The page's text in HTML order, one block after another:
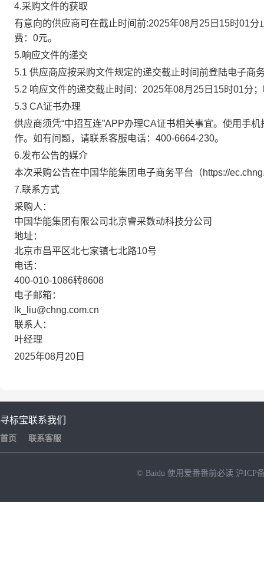
4.采购文件的获取
有意向的供应商可在截止时间前:2025年08月25日15时01
费：0元。
5.响应文件的递交
5.1 供应商应按采购文件规定的递交截止时间前登陆电子商
5.2 响应文件的递交截止时间：2025年08月25日15时01分
5.3 CA证书办理
供应商须凭“中招互连”APP办理CA证书相关事宜。使用手
作。如有问题，请联系客服电话：400-6664-230。
6.发布公告的媒介
本次采购公告在中国华能集团电子商务平台（https://
7.联系方式
采购人：
中国华能集团有限公司北京睿采数动科技分公司
地址：
北京市昌平区北七家镇七北路10号
电话：
400-010-1086转8608
电子邮箱：
lk_liu@chng.com.cn
联系人：
叶经理
2025年08月20日
寻标宝
首页
联系我们
联系客服
© Baidu 使用爱番番前必读 沪ICP